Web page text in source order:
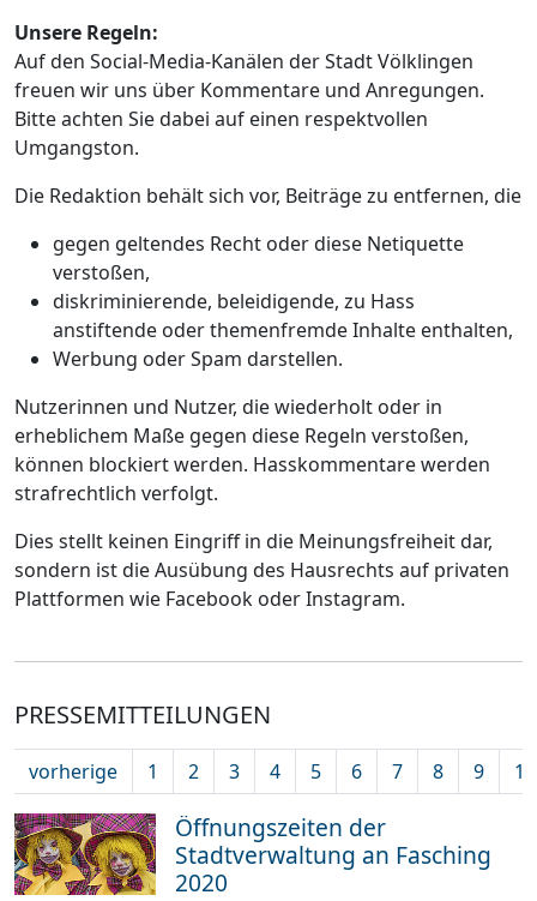
Unsere Regeln:
Auf den Social-Media-Kanälen der Stadt Völklingen
freuen wir uns über Kommentare und Anregungen.
Bitte achten Sie dabei auf einen respektvollen
Umgangston.
Die Redaktion behält sich vor, Beiträge zu entfernen, die
gegen geltendes Recht oder diese Netiquette
verstoßen,
diskriminierende, beleidigende, zu Hass
anstiftende oder themenfremde Inhalte enthalten,
Werbung oder Spam darstellen.
Nutzerinnen und Nutzer, die wiederholt oder in
erheblichem Maße gegen diese Regeln verstoßen,
können blockiert werden. Hasskommentare werden
strafrechtlich verfolgt.
Dies stellt keinen Eingriff in die Meinungsfreiheit dar,
sondern ist die Ausübung des Hausrechts auf privaten
Plattformen wie Facebook oder Instagram.
PRESSEMITTEILUNGEN
vorherige 1 2 3 4 5 6 7 8 9 10
Öffnungszeiten der
Stadtverwaltung an Fasching
2020